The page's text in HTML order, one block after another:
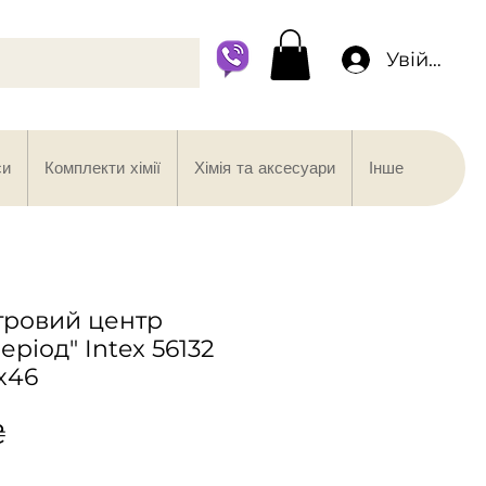
Увійти
центр
Intex 56132
Комплекти хімії Хімія та аксесуари Інше